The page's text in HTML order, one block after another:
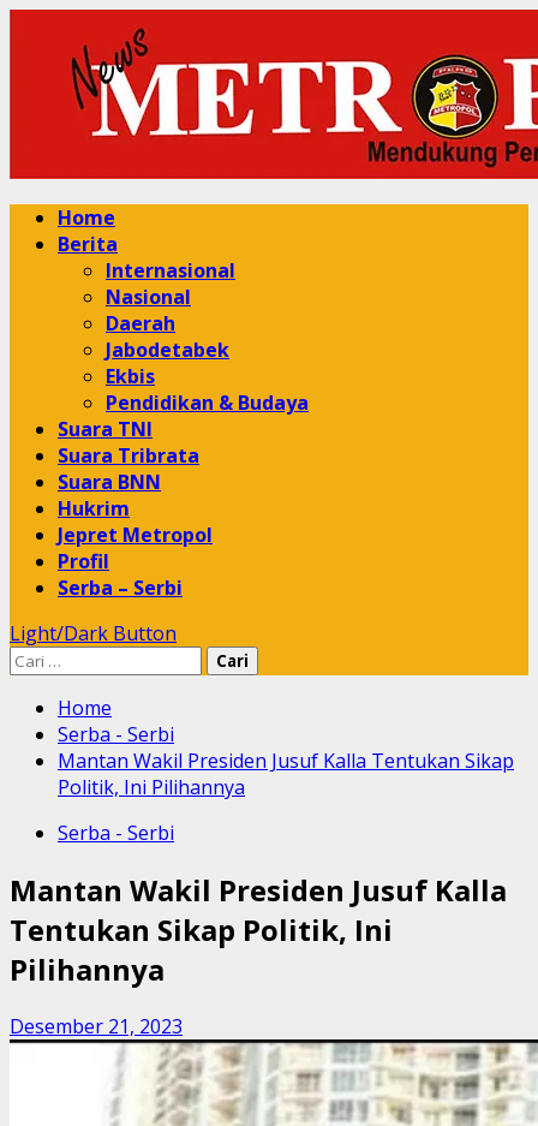
content
Primary
Menu
Home
Berita
Internasional
Nasional
Daerah
Jabodetabek
Ekbis
Pendidikan & Budaya
Suara TNI
Suara Tribrata
Suara BNN
Hukrim
Jepret Metropol
Profil
Serba – Serbi
Light/Dark Button
Cari
Home
Serba - Serbi
Mantan Wakil Presiden Jusuf Kalla Tentukan Sikap
Politik, Ini Pilihannya
Serba - Serbi
Mantan Wakil Presiden Jusuf Kalla
Tentukan Sikap Politik, Ini
Pilihannya
Desember 21, 2023